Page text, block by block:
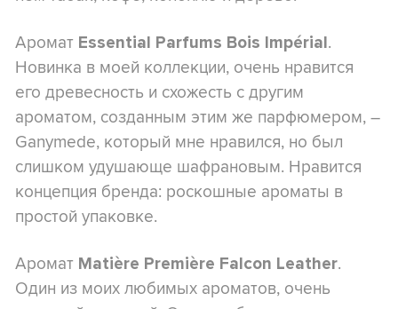
Аромат Essential Parfums Bois Impérial.
Новинка в моей коллекции, очень нравится
его древесность и схожесть с другим
ароматом, созданным этим же парфюмером, –
Ganymede, который мне нравился, но был
слишком удушающе шафрановым. Нравится
концепция бренда: роскошные ароматы в
простой упаковке.
Аромат Matière Première Falcon Leather.
Один из моих любимых ароматов, очень